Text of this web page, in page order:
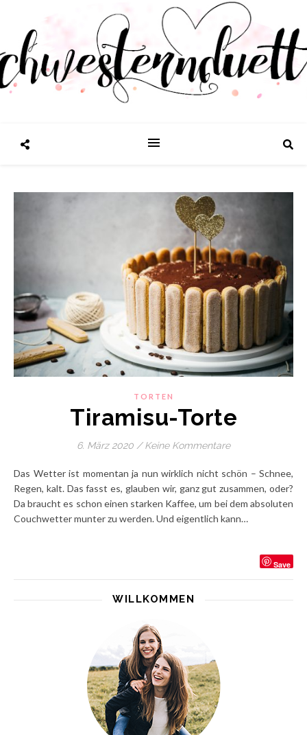
TORTEN
Tiramisu-Torte
6. März 2020 / Keine Kommentare
Das Wetter ist momentan ja nun wirklich nicht schön – Schnee,
Regen, kalt. Das fasst es, glauben wir, ganz gut zusammen, oder?
Da braucht es schon einen starken Kaffee, um bei dem absoluten
Couchwetter munter zu werden. Und eigentlich kann…
Save
WILLKOMMEN